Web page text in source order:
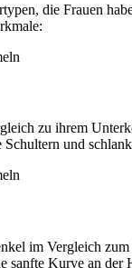
die Frauen
zu ihrem
und
im Vergleich
sanfte Kurve an der